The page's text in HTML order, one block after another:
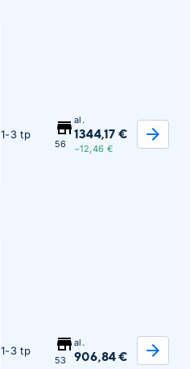
1-3 tp
56
al.
1344,17 €
−12,46 €
1-3 tp
53
al.
906,84 €